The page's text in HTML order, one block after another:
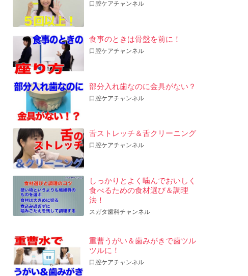
口腔ケアチャンネル
食事のときは骨盤を前に！
口腔ケアチャンネル
部分入れ歯なのに金具がない？
口腔ケアチャンネル
舌ストレッチ＆舌クリーニング
口腔ケアチャンネル
しっかりとよく噛んでおいしく
食べるための食材選び＆調理
法！
スガタ歯科チャンネル
重曹うがい＆歯みがきで歯ツル
ツルに！
口腔ケアチャンネル